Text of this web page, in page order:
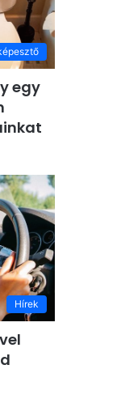
egy
Hírek